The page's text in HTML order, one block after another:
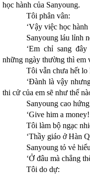
học hành của Sanyoung.
Tôi phân vân:
‘Vậy việc học hành
Sanyoung láu lỉnh
‘Em chỉ sang
những ngày thường thì em
Tôi vẫn chưa hết lo
‘Đành là vậy
thi cử của em sẽ như thế
Sanyoung cao
‘Give him a
Tôi làm bộ ngạc
‘Thầy giáo ở Hàn
Sanyoung tỏ vẻ
‘Ở đâu mà chẳng
Tôi do dự: